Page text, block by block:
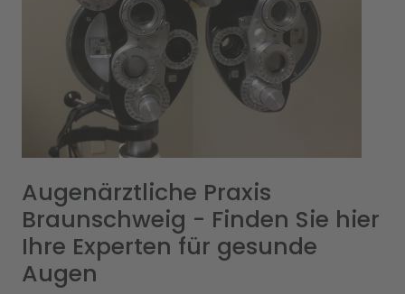
Augenärztliche Praxis
Braunschweig - Finden Sie hier
Ihre Experten für gesunde
Augen